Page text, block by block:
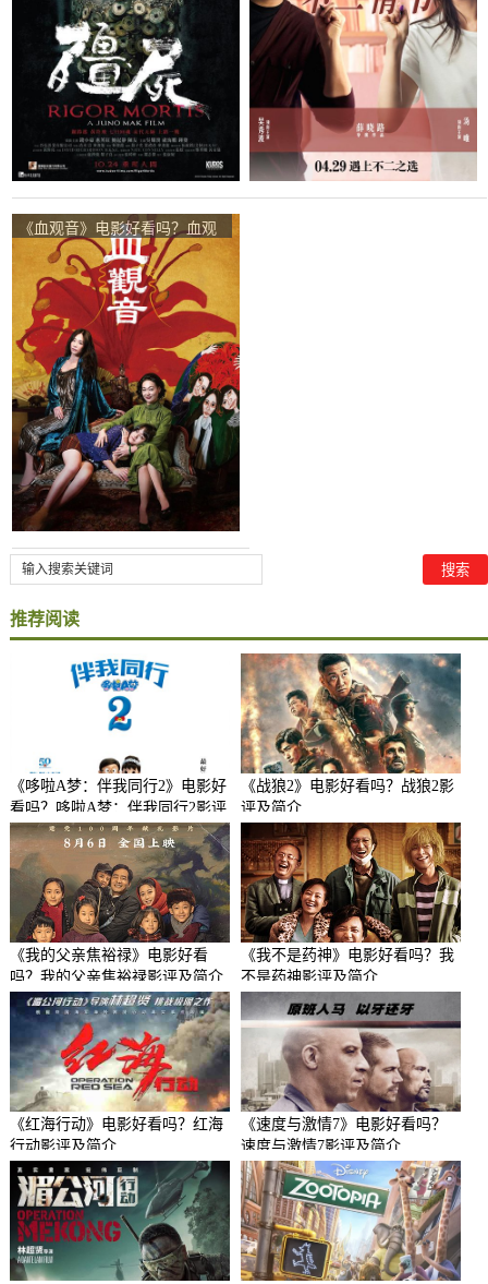
《血观音》电影好看吗？血观
音影评及简介
推荐阅读
《哆啦A梦：伴我同行2》电影好
看吗？哆啦A梦：伴我同行2影评
及简介
《战狼2》电影好看吗？战狼2影
评及简介
《我的父亲焦裕禄》电影好看
吗？我的父亲焦裕禄影评及简介
《我不是药神》电影好看吗？我
不是药神影评及简介
《红海行动》电影好看吗？红海
行动影评及简介
《速度与激情7》电影好看吗？
速度与激情7影评及简介